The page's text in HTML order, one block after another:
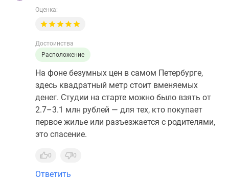
Оценка:
Достоинства
Расположение
На фоне безумных цен в самом Петербурге,
здесь квадратный метр стоит вменяемых
денег. Студии на старте можно было взять от
2.7–3.1 млн рублей — для тех, кто покупает
первое жилье или разъезжается с родителями,
это спасение.
0 0
Ответить